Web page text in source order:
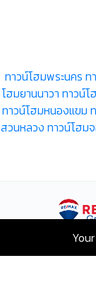
ทาวน์โฮมพระนคร ท
โฮมยานนาวา ทาวน์
ทาวน์โฮมหนองแขม
สวนหลวง ทาวน์โฮม
เลข